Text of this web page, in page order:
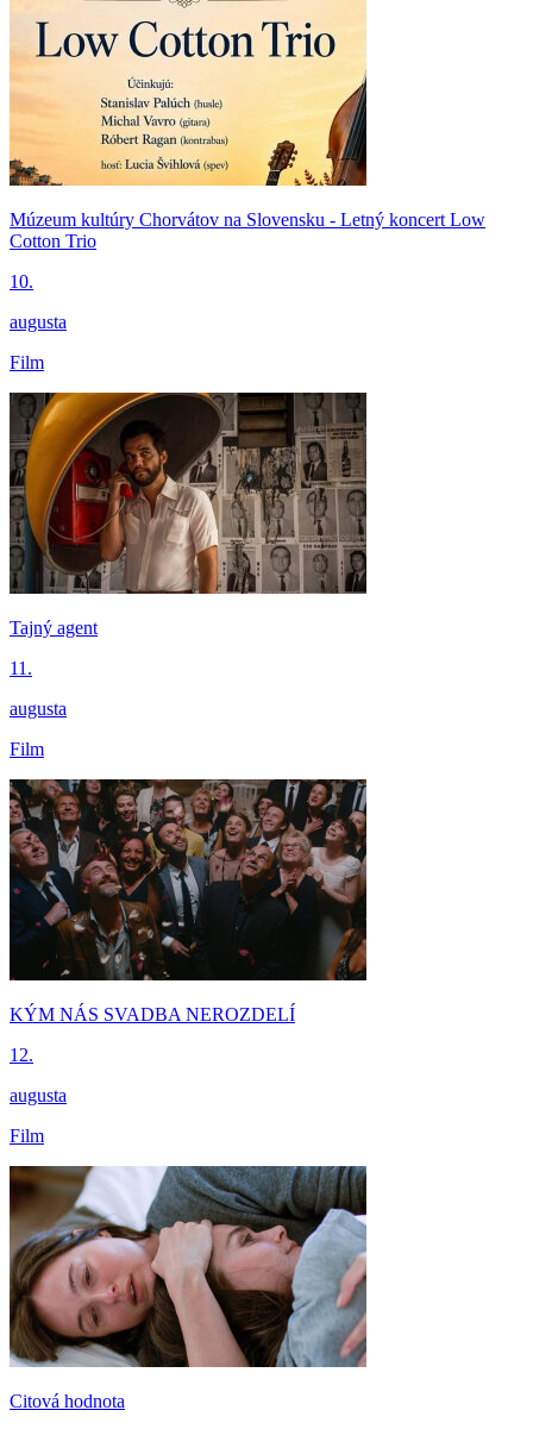
Múzeum kultúry Chorvátov na Slovensku - Letný koncert Low
Cotton Trio
10.
augusta
Film
Tajný agent
11.
augusta
Film
KÝM NÁS SVADBA NEROZDELÍ
12.
augusta
Film
Citová hodnota